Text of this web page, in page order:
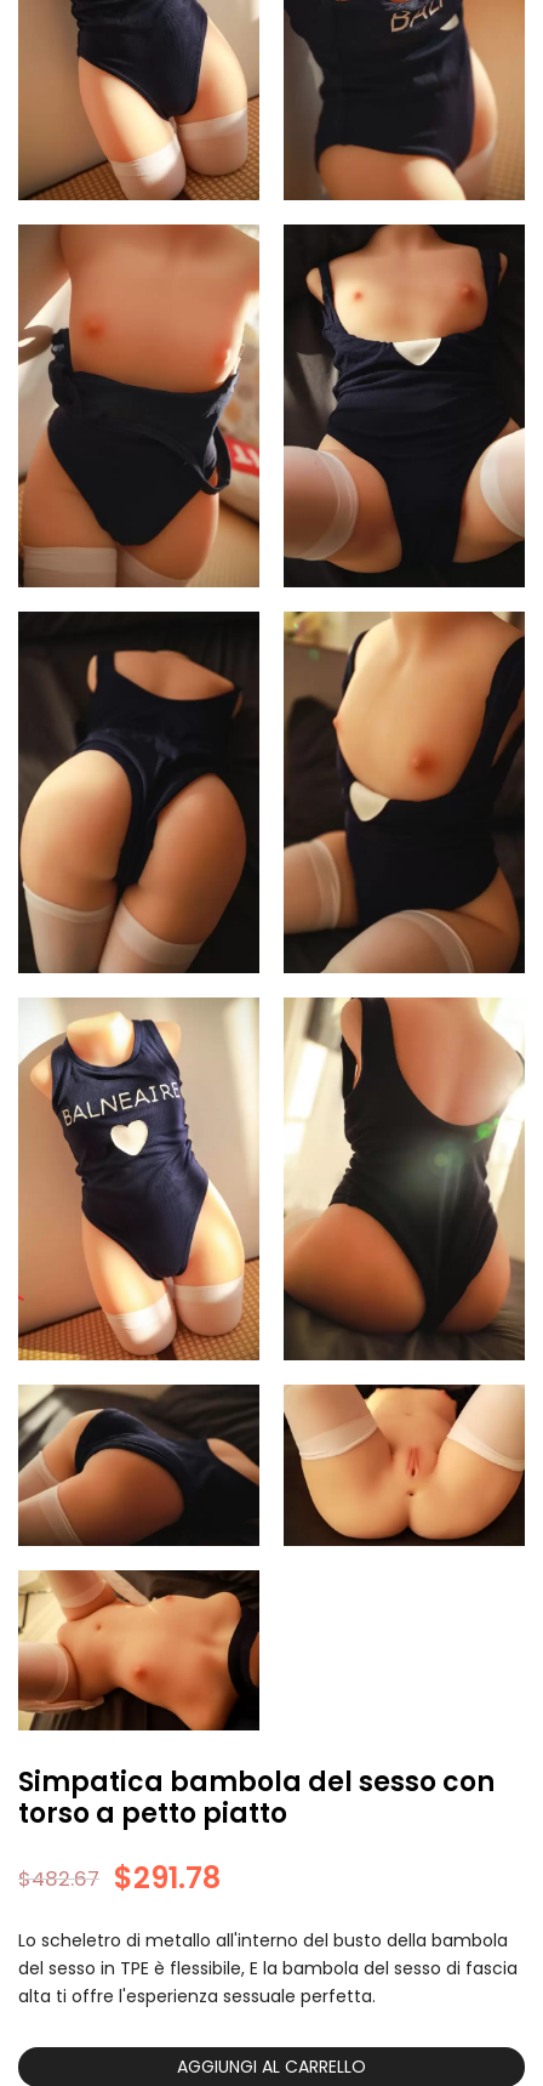
Simpatica bambola del sesso con
torso a petto piatto
$482.67 $291.78
Lo scheletro di metallo all'interno del busto della bambola
del sesso in TPE è flessibile, E la bambola del sesso di fascia
alta ti offre l'esperienza sessuale perfetta.
AGGIUNGI AL CARRELLO